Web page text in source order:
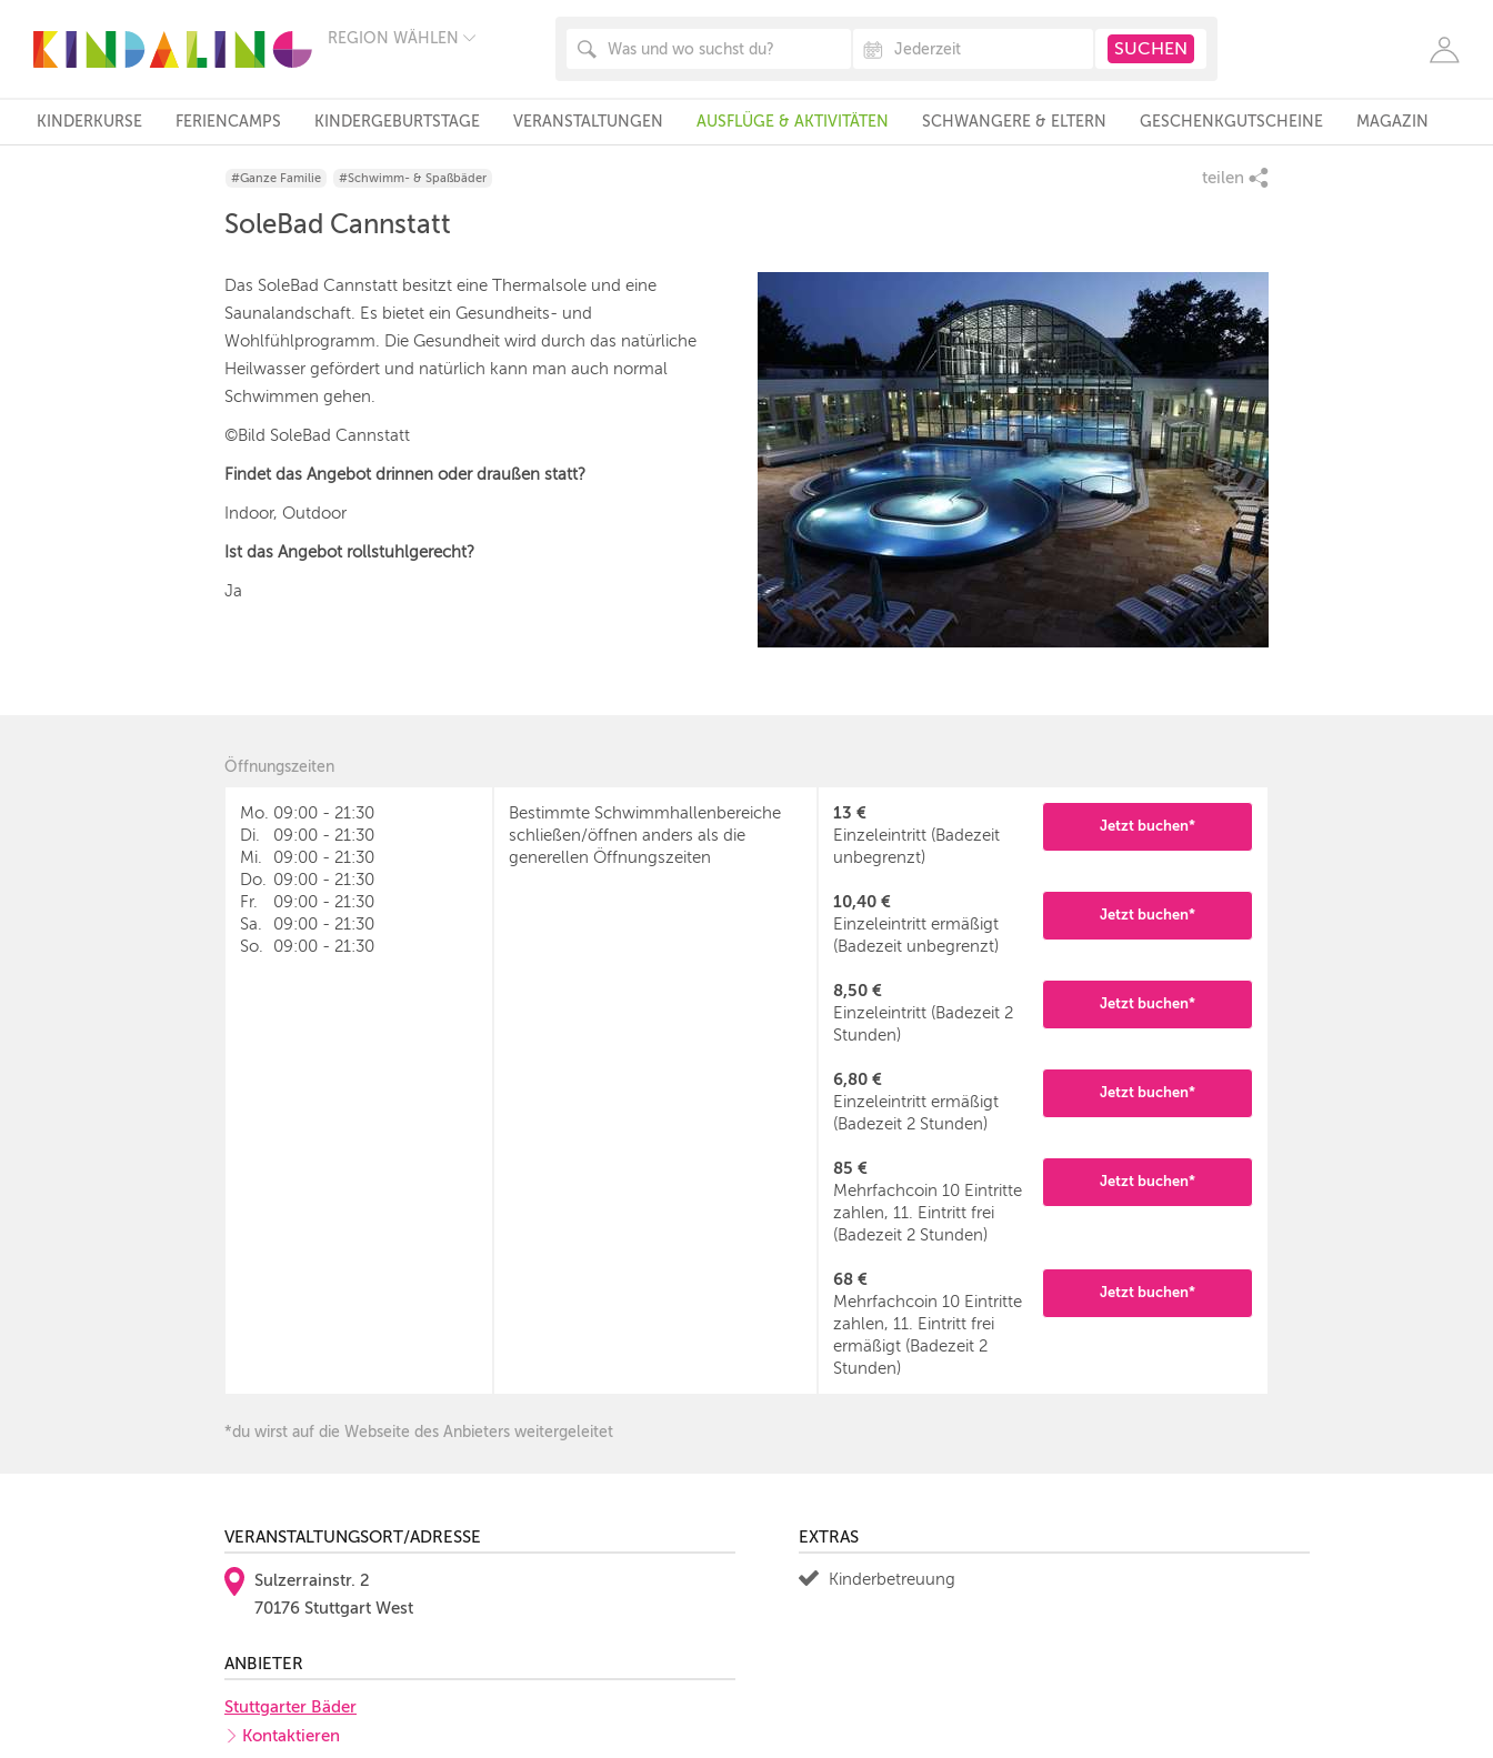
REGION WÄHLEN
FRANKFURT
KÖLN
STUTTGART
ESSEN
HANNOVER
DRESDEN
WIEN
ZÜRICH
ANDERE
KINDERKURSE FERIENCAMPS KINDERGEBURTSTAGE VERANSTALTUNGEN AUSFLÜGE & AKTIVITÄTEN SCHWANGERE & ELTERN GESCHENKGUTSCHEINE MAGAZIN
#Ganze Familie #Schwimm- & Spaßbäder teilen
SoleBad Cannstatt
Das SoleBad Cannstatt besitzt eine Thermalsole und eine
Saunalandschaft. Es bietet ein Gesundheits- und
Wohlfühlprogramm. Die Gesundheit wird durch das natürliche
Heilwasser gefördert und natürlich kann man auch normal
Schwimmen gehen.
©Bild SoleBad Cannstatt
Findet das Angebot drinnen oder draußen statt?
Indoor, Outdoor
Ist das Angebot rollstuhlgerecht?
Ja
Öffnungszeiten
Mo. 09:00 - 21:30
Di.
09:00 - 21:30
Mi.
09:00 - 21:30
Do.
09:00 - 21:30
Fr.
09:00 - 21:30
Sa.
09:00 - 21:30
So.
09:00 - 21:30
Bestimmte Schwimmhallenbereiche
schließen/öffnen anders als die
generellen Öffnungszeiten
13 €
Einzeleintritt (Badezeit
unbegrenzt)
Jetzt buchen*
10,40 €
Einzeleintritt ermäßigt
(Badezeit unbegrenzt)
Jetzt buchen*
8,50 €
Einzeleintritt (Badezeit 2
Stunden)
Jetzt buchen*
6,80 €
Einzeleintritt ermäßigt
(Badezeit 2 Stunden)
Jetzt buchen*
85 €
Mehrfachcoin 10 Eintritte
zahlen, 11. Eintritt frei
(Badezeit 2 Stunden)
Jetzt buchen*
68 €
Mehrfachcoin 10 Eintritte
zahlen, 11. Eintritt frei
ermäßigt (Badezeit 2
Stunden)
Jetzt buchen*
*du wirst auf die Webseite des Anbieters weitergeleitet
EXTRAS
Kinderbetreuung
VERANSTALTUNGSORT/ADRESSE
Sulzerrainstr. 2
70176 Stuttgart West
ANBIETER
Stuttgarter Bäder
Kontaktieren